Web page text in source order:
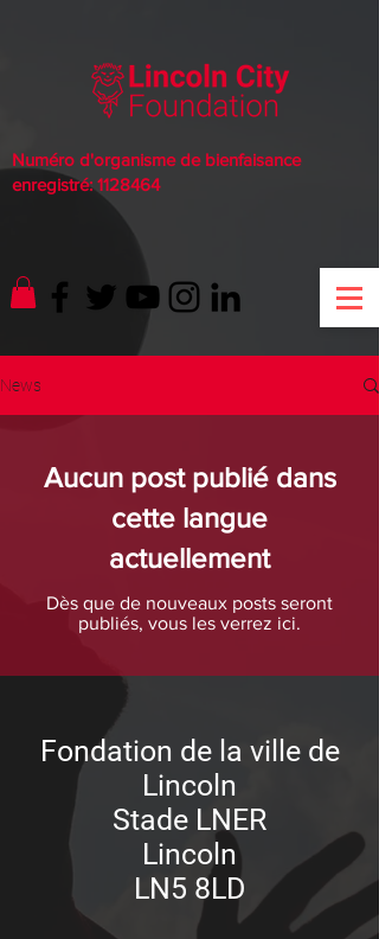
Numéro d'organisme de bienfaisance
enregistré: 1128464
News
Aucun post publié dans
cette langue
actuellement
Dès que de nouveaux posts seront
publiés, vous les verrez ici.
Fondation de la ville de
Lincoln
Stade LNER
Lincoln
LN5 8LD